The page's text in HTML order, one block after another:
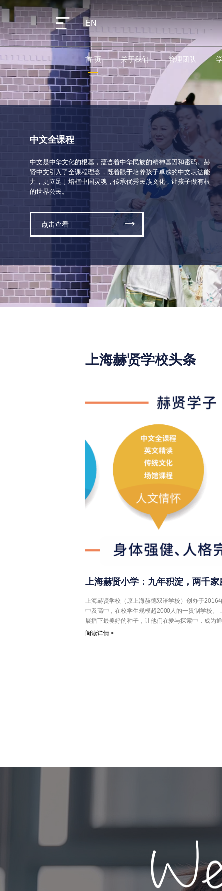
EN
首 页 关于我们 管理团队
中文全课程
中文是中华文化的根基，蕴含着中华民族的精神基因和密码。赫
贤中文引入了全课程理念，既着眼于培养孩子卓越的中文表达能
力，更立足于培植中国灵魂，传承优秀民族文化，让孩子做有根
的世界公民。
点击查看
上海赫贤学校头条
上海赫贤小学：九年积淀，两千家
上海赫贤学校（原上海赫德双语学校）创办于2016
中及高中，在校学生规模超2000人的一贯制学校。 上海赫贤小学部期待与您一起，为孩子的终身发
展播下最美好的种子，让他们在爱与探索中，成为
阅读详情 >